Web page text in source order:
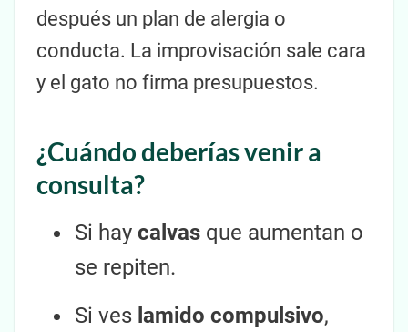
después un plan de alergia o
conducta. La improvisación sale cara
y el gato no firma presupuestos.
¿Cuándo deberías venir a
consulta?
Si hay calvas que aumentan o
se repiten.
Si ves lamido compulsivo,